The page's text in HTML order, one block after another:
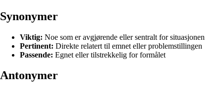
Synonymer
Viktig: Noe som er avgjørende eller sentralt for situasjonen
Pertinent: Direkte relatert til emnet eller problemstillingen
Passende: Egnet eller tilstrekkelig for formålet
Antonymer